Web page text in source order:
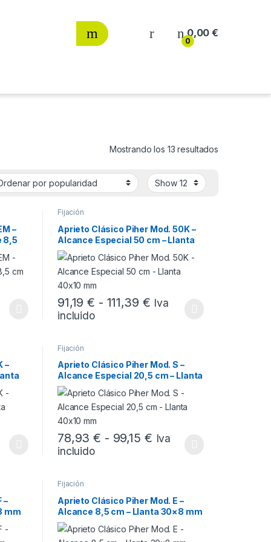
0
0,00€
Mostrando los 13 resultados
68,12 €
página de producto
–
8,5
de precios: desde 21,09 € hasta 30,93 €
Las opciones se pueden elegir en la página de producto
Fijación
Aprieto Clásico Piher Mod. 50K –
Alcance Especial 50 cm – Llanta
40×10 mm
91,19€ - 111,39 €Rango de precios:
Iva
incluido
Este producto tiene múltiples variantes. Las
109,28 €
página de producto
–
de precios: desde 86,95 € hasta 107,17 €
Las opciones se pueden elegir en la página de producto
Fijación
Aprieto Clásico Piher Mod. S –
Alcance Especial 20,5 cm – Llanta
40×10 mm
78,93€ - 99,15 €Rango de precios:
Iva
incluido
Este producto tiene múltiples variantes. Las
–
mm
Fijación
Aprieto Clásico Piher Mod. E –
Alcance 8,5 cm – Llanta 30×8 mm